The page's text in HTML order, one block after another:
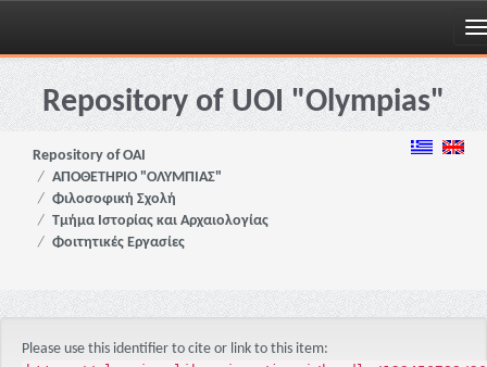
Skip
navigationRepository of UOI "Olympias"
Repository of OAI
ΑΠΟΘΕΤΗΡΙΟ "ΟΛΥΜΠΙΑΣ"
Φιλοσοφική Σχολή
Τμήμα Ιστορίας και Αρχαιολογίας
Φοιτητικές Εργασίες
Please use this identifier to cite or link to this item: